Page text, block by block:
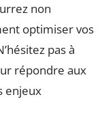
non
optimiser vos
pas à
répondre aux
enjeux